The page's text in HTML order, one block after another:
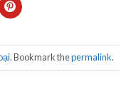
. Bookmark thepermalink.